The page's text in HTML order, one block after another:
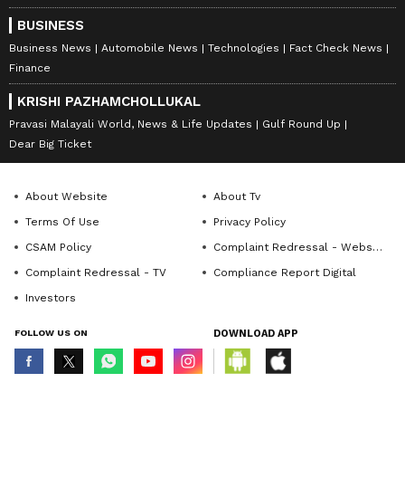
BUSINESS
Business News Automobile News Technologies
Fact Check News
Finance
KRISHI PAZHAMCHOLLUKAL
Pravasi Malayali World, News & Life Updates
Gulf Round Up
Dear Big Ticket
About Website
About Tv
Terms Of Use
Privacy Policy
CSAM Policy
Complaint Redressal - Website
Complaint Redressal - TV
Compliance Report Digital
Investors
FOLLOW US ON DOWNLOAD APP